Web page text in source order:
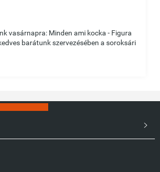
vasárnapra: Minden ami kocka - Figura
barátunk szervezésében a soroksári
